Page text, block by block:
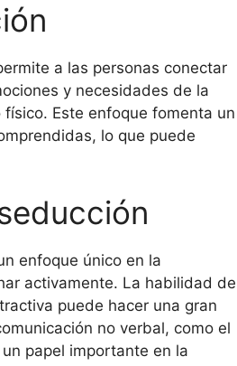
a las personas conectar
y necesidades de la
Este enfoque fomenta un
lo que puede
enfoque único en la
activamente. La habilidad de
puede hacer una gran
no verbal, como el
papel importante en la